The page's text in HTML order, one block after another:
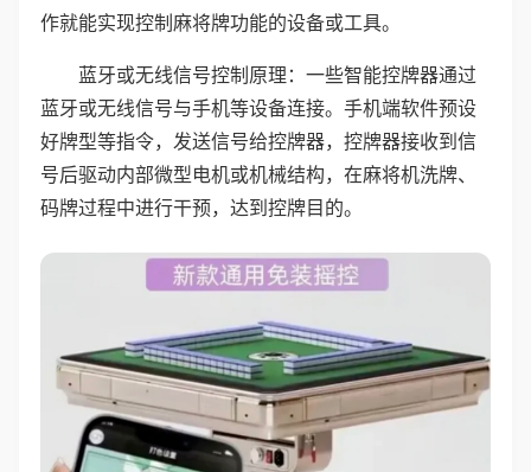
作就能实现控制麻将牌功能的设备或工具。
蓝牙或无线信号控制原理：一些智能控牌器通过
蓝牙或无线信号与手机等设备连接。手机端软件预设
好牌型等指令，发送信号给控牌器，控牌器接收到信
号后驱动内部微型电机或机械结构，在麻将机洗牌、
码牌过程中进行干预，达到控牌目的。